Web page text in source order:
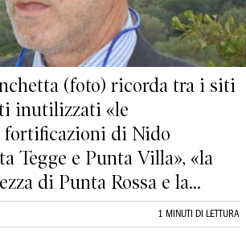
(foto) ricorda tra i siti
inutilizzati «le
di Nido
Tegge e Punta Villa», «la
di Punta Rossa e la...
1 MINUTI DI LETTURA